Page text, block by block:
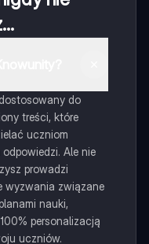
do
treści, które
uczniom
Ale nie
prowadzi
wyzwania związane
nauki,
personalizacją
uczniów.